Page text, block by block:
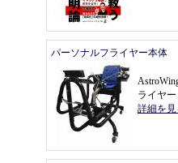
パーソナルフライヤー本体
ライヤ
詳細を